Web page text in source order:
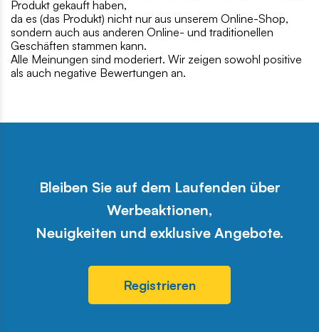
Produkt gekauft haben,
da es (das Produkt) nicht nur aus unserem Online-Shop,
sondern auch aus anderen Online- und traditionellen
Geschäften stammen kann.
Alle Meinungen sind moderiert. Wir zeigen sowohl positive
als auch negative Bewertungen an.
Bleiben Sie auf dem Laufenden über
Werbeaktionen,
Neuigkeiten und exklusive Angebote.
Registrieren